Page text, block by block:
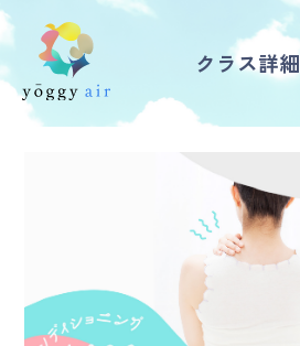
受講の流れ
インストラクター一覧
FAQ / お問い合わせ
クラス詳細